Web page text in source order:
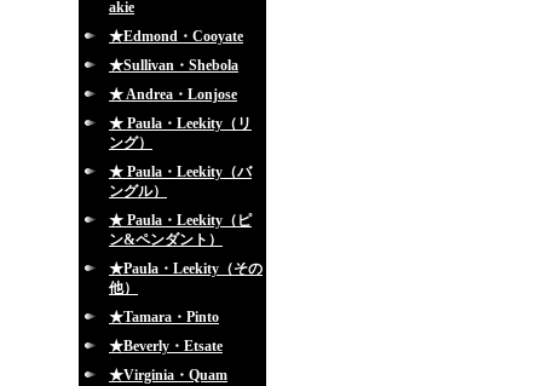
akie
★Edmond・Cooyate
★Sullivan・Shebola
★ Andrea・Lonjose
★ Paula・Leekity（リ
ング）
★ Paula・Leekity（バ
ングル）
★ Paula・Leekity（ピ
ン&ペンダント）
★Paula・Leekity（その
他）
★Tamara・Pinto
★Beverly・Etsate
★Virginia・Quam